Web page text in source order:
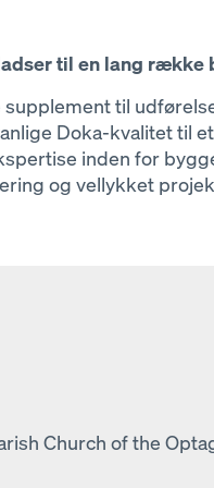
til en lang række
til
Doka-kvalitet til
inden for
og vellykket
Church of the
høje